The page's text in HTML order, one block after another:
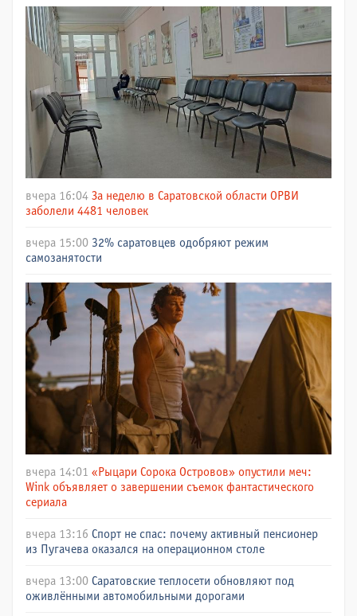
вчера 16:04 За неделю в Саратовской области ОРВИ
заболели 4481 человек
вчера 15:00 32% саратовцев одобряют режим
самозанятости
вчера 14:01 «Рыцари Сорока Островов» опустили меч:
Wink объявляет о завершении съемок фантастического
сериала
вчера 13:16 Спорт не спас: почему активный пенсионер
из Пугачева оказался на операционном столе
вчера 13:00 Саратовские теплосети обновляют под
оживлёнными автомобильными дорогами